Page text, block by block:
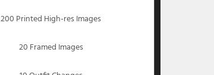
200 Printed High-res Images
20 Framed Images